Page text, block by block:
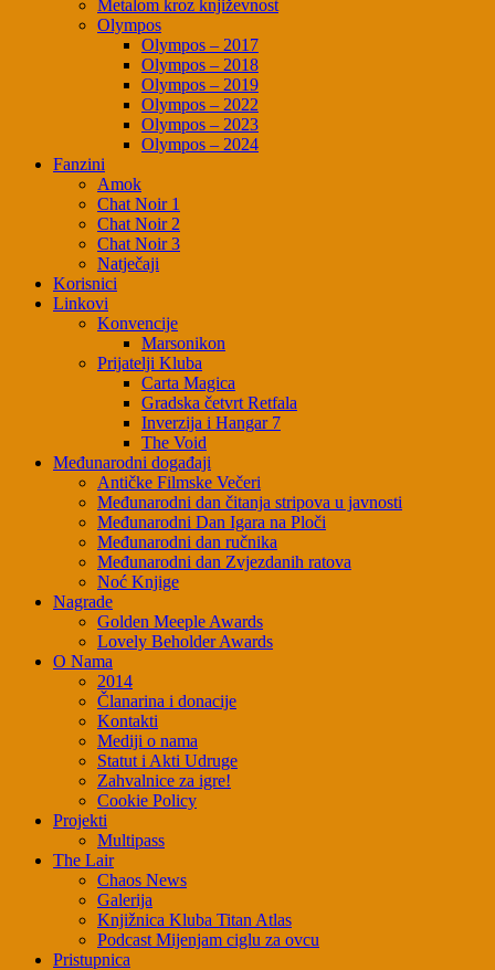
Metalom kroz književnost
Olympos
Olympos – 2017
Olympos – 2018
Olympos – 2019
Olympos – 2022
Olympos – 2023
Olympos – 2024
Fanzini
Amok
Chat Noir 1
Chat Noir 2
Chat Noir 3
Natječaji
Korisnici
Linkovi
Konvencije
Marsonikon
Prijatelji Kluba
Carta Magica
Gradska četvrt Retfala
Inverzija i Hangar 7
The Void
Međunarodni događaji
Antičke Filmske Večeri
Međunarodni dan čitanja stripova u javnosti
Međunarodni Dan Igara na Ploči
Međunarodni dan ručnika
Međunarodni dan Zvjezdanih ratova
Noć Knjige
Nagrade
Golden Meeple Awards
Lovely Beholder Awards
O Nama
2014
Članarina i donacije
Kontakti
Mediji o nama
Statut i Akti Udruge
Zahvalnice za igre!
Cookie Policy
Projekti
Multipass
The Lair
Chaos News
Galerija
Knjižnica Kluba Titan Atlas
Podcast Mijenjam ciglu za ovcu
Pristupnica